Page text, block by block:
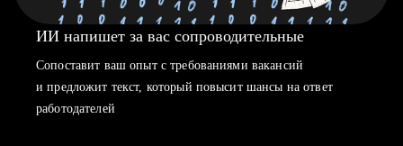
ИИ напишет за вас сопроводительные
Сопоставит ваш опыт с требованиями вакансий
и предложит текст, который повысит шансы на ответ
работодателей